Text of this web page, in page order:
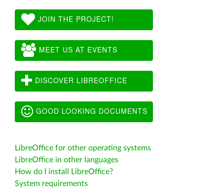
JOIN THE PROJECT!
MEET US AT EVENTS
DISCOVER LIBREOFFICE
GOOD LOOKING DOCUMENTS
LibreOffice for other operating systems
LibreOffice in other languages
How do I install LibreOffice?
System requirements